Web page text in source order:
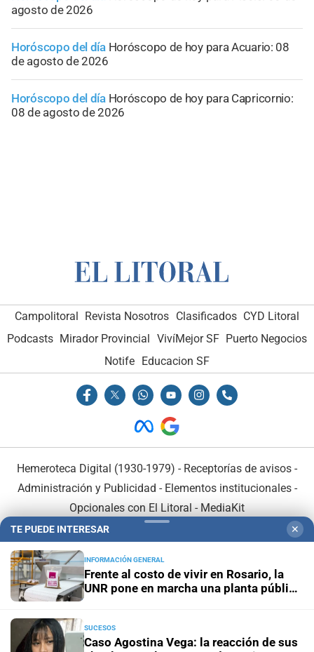
agosto de 2026
Horóscopo del día Horóscopo de hoy para Acuario: 08
de agosto de 2026
Horóscopo del día Horóscopo de hoy para Capricornio:
08 de agosto de 2026
Campolitoral Revista Nosotros Clasificados CYD Litoral
Podcasts Mirador Provincial VivíMejor SF Puerto Negocios
Notife Educacion SF
Hemeroteca Digital (1930-1979) - Receptorías de avisos -
Administración y Publicidad - Elementos institucionales-
Opcionales con El Litoral - MediaKit
En Asociación con:
TE PUEDE INTERESAR ✕
INFORMACIÓN GENERAL
Frente al costo de vivir en Rosario, la
UNR pone en marcha una planta pública
SUCESOS
Caso Agostina Vega: la reacción de sus